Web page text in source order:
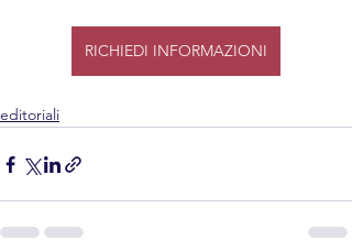
RICHIEDI INFORMAZIONI
editoriali